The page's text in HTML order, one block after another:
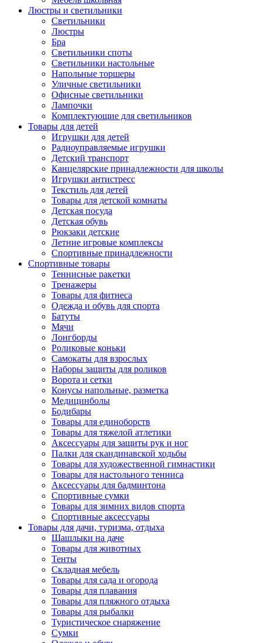
Люстры и светильники
Светильники
Люстры
Бра
Светильники споты
Светильники настольные
Напольные торшеры
Уличные светильники
Офисные светильники
Лампочки
Комплектующие для светильников
Товары для детей
Игрушки для детей
Радиоуправляемые игрушки
Детский транспорт
Канцелярские принадлежности для школы
Игрушки антистресс
Текстиль для детей
Товары для детской комнаты
Детская посуда
Детская обувь
Рюкзаки детские
Летние игровые комплексы
Спортивные принадлежности
Спортивные товары
Теннисные ракетки
Тренажеры
Товары для фитнеса
Одежда и обувь для спорта
Батуты
Мячи
Лонгборды
Роликовые коньки
Самокаты для взрослых
Наборы защиты для роликов
Ворота и сетки
Конусы напольные, разметка
Медицинболы
Бодибары
Товары для единоборств
Товары для тяжелой атлетики
Аксессуары для защиты рук и ног
Палки для скандинавской ходьбы
Товары для художественной гимнастики
Товары для настольного тенниса
Аксессуары для бадминтона
Спортивные сумки
Товары для зимних видов спорта
Спортивные аксессуары
Товары для дачи, туризма, отдыха
Шашлыки на даче
Товары для животных
Тенты
Складная мебель
Товары для сада и огорода
Товары для плавания
Товары для пляжного отдыха
Товары для рыбалки
Туристическое снаряжение
Сумки